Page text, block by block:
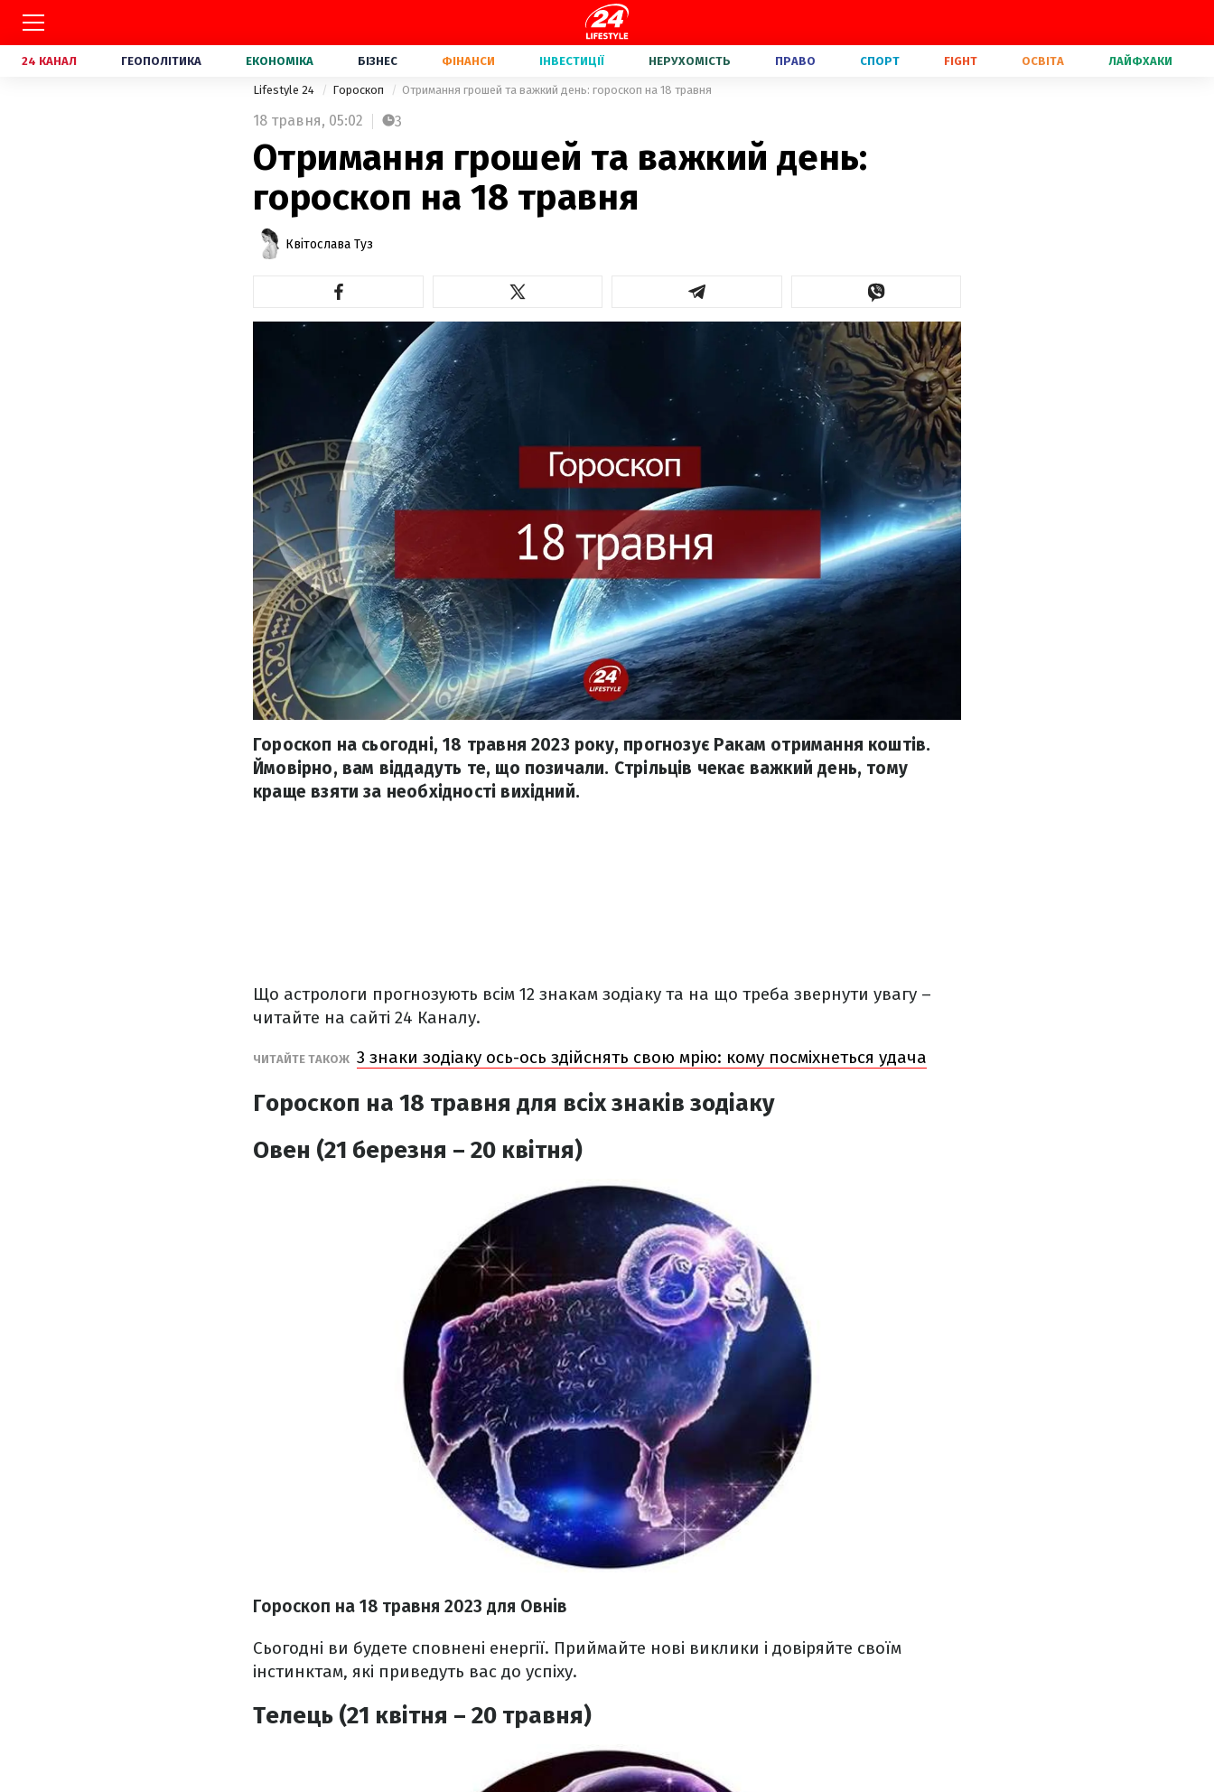
24 КАНАЛ ГЕОПОЛІТИКА ЕКОНОМІКА БІЗНЕС ФІНАНСИ ІНВЕСТИЦІЇ НЕРУХОМІСТЬ ПРАВО СПОРТ FIGHT ОСВІТА ЛАЙФХАКИ
Lifestyle 24 Гороскоп Отримання грошей та важкий день: гороскоп на 18 травня
18 травня, 05:02 3
Отримання грошей та важкий день:
гороскоп на 18 травня
Квітослава Туз
Гороскоп на сьогодні, 18 травня 2023 року, прогнозує Ракам отримання коштів.
Ймовірно, вам віддадуть те, що позичали. Стрільців чекає важкий день, тому
краще взяти за необхідності вихідний.
Що астрологи прогнозують всім 12 знакам зодіаку та на що треба звернути увагу –
читайте на сайті 24 Каналу.
ЧИТАЙТЕ ТАКОЖ 3 знаки зодіаку ось-ось здійснять свою мрію: кому посміхнеться удача
Гороскоп на 18 травня для всіх знаків зодіаку
Овен (21 березня – 20 квітня)
Гороскоп на 18 травня 2023 для Овнів
Сьогодні ви будете сповнені енергії. Приймайте нові виклики і довіряйте своїм
інстинктам, які приведуть вас до успіху.
Телець (21 квітня – 20 травня)